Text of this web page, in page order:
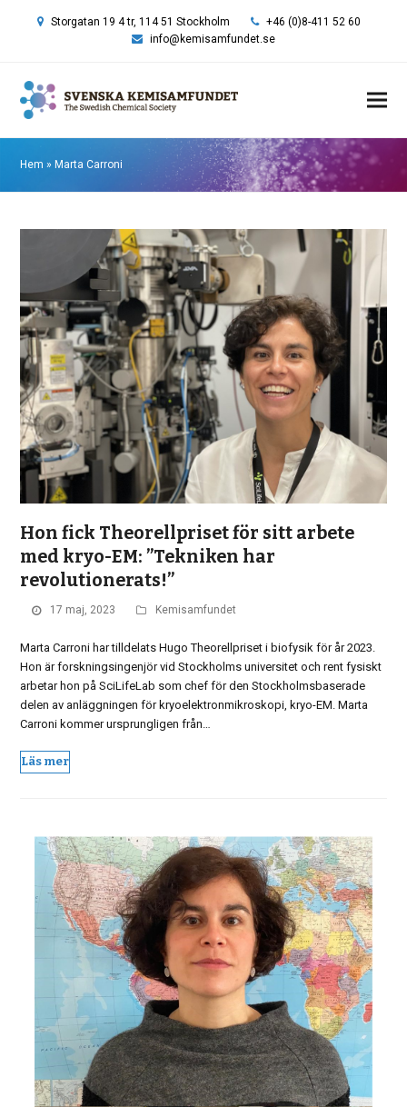
Storgatan 19 4 tr, 114 51 Stockholm
+46 (0)8-411 52 60
info@kemisamfundet.se
Hem » Marta Carroni
Hon fick Theorellpriset för sitt arbete
med kryo-EM: ”Tekniken har
revolutionerats!”
17 maj, 2023 Kemisamfundet
Marta Carroni har tilldelats Hugo Theorellpriset i biofysik för år 2023.
Hon är forskningsingenjör vid Stockholms universitet och rent fysiskt
arbetar hon på SciLifeLab som chef för den Stockholmsbaserade
delen av anläggningen för kryoelektronmikroskopi, kryo-EM. Marta
Carroni kommer ursprungligen från…
Läs mer